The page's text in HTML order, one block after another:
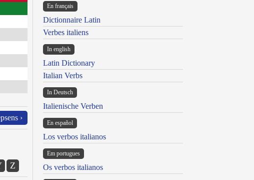
›
Z
En français
Dictionnaire Latin
Verbes italiens
In english
Latin Dictionary
Italian Verbs
In Deutsch
Italienische Verben
En español
Los verbos italianos
Em portugues
Os verbos italianos